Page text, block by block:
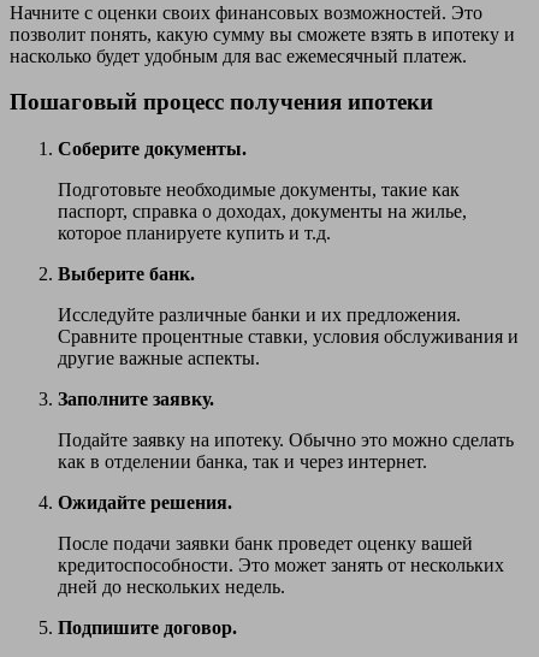
Начните с оценки своих финансовых возможностей. Это
позволит понять, какую сумму вы сможете взять в ипотеку и
насколько будет удобным для вас ежемесячный платеж.
Пошаговый процесс получения ипотеки
Соберите документы.
Подготовьте необходимые документы, такие как
паспорт, справка о доходах, документы на жилье,
которое планируете купить и т.д.
Выберите банк.
Исследуйте различные банки и их предложения.
Сравните процентные ставки, условия обслуживания и
другие важные аспекты.
Заполните заявку.
Подайте заявку на ипотеку. Обычно это можно сделать
как в отделении банка, так и через интернет.
Ожидайте решения.
После подачи заявки банк проведет оценку вашей
кредитоспособности. Это может занять от нескольких
дней до нескольких недель.
Подпишите договор.